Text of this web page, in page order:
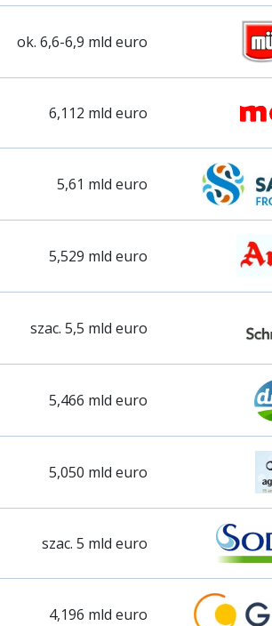
ok. 6,6-6,9 mld euro
6,112 mld euro
5,61 mld euro
5,529 mld euro
szac. 5,5 mld euro
5,466 mld euro
5,050 mld euro
szac. 5 mld euro
4,196 mld euro